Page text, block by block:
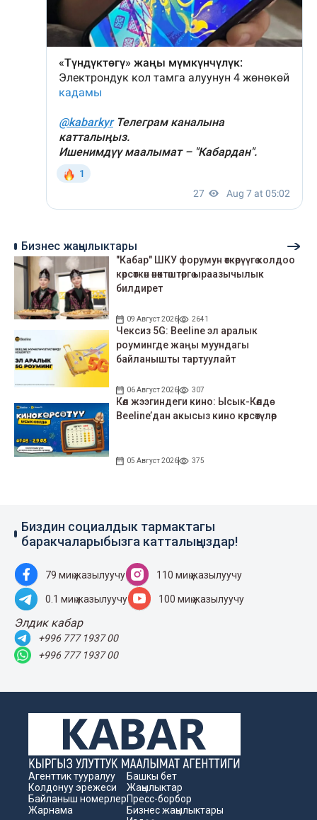
Бизнес жаңылыктары
"Кабар" ШКУ форумун өткөрүүгө колдоо
көрсөткөн өнөктөштөргө ыраазычылык
билдирет
09 Август 2026 2641
Чексиз 5G: Beeline эл аралык
роумингде жаңы муундагы
байланышты тартуулайт
06 Август 2026 307
Көл жээгиндеги кино: Ысык-Көлдө
Beeline’дан акысыз кино көрсөтүлөр
05 Август 2026 375
Биздин социалдык тармактагы
баракчаларыбызга катталыңыздар!
79 миң жазылуучу 110 миң жазылуучу
0.1 миң жазылуучу 100 миң жазылуучу
Элдик кабар
+996 777 1937 00
+996 777 1937 00
Агенттик тууралуу
Колдонуу эрежеси
Байланыш номерлер
Жарнама
Башкы бет
Жаңылыктар
Пресс-борбор
Бизнес жаңылыктары